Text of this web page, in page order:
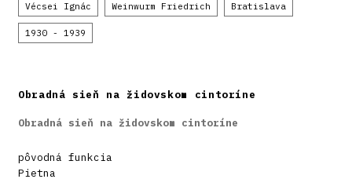
Vécsei Ignác Weinwurm Friedrich Bratislava
1930 - 1939
Obradná sieň na židovskom cintoríne
Obradná sieň na židovskom cintoríne
pôvodná funkcia
Pietna